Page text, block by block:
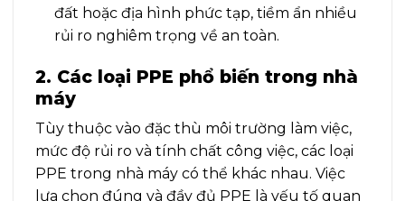
đất hoặc địa hình phức tạp, tiềm ẩn nhiều
rủi ro nghiêm trọng về an toàn.
2. Các loại PPE phổ biến trong nhà
máy
Tùy thuộc vào đặc thù môi trường làm việc,
mức độ rủi ro và tính chất công việc, các loại
PPE trong nhà máy có thể khác nhau. Việc
lựa chọn đúng và đầy đủ PPE là yếu tố quan